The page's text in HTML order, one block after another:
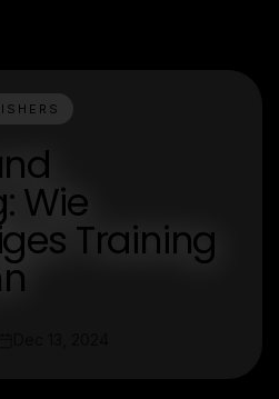
Wie
Training